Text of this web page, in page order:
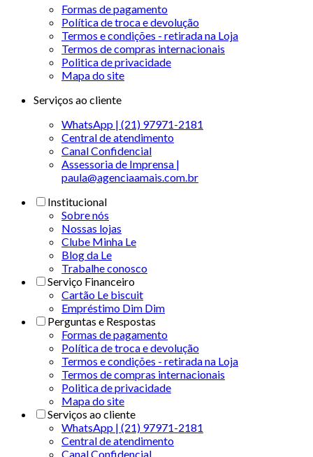
Formas de pagamento
Política de troca e devolução
Termos e condições - retirada na Loja
Termos de compras internacionais
Politica de privacidade
Mapa do site
Serviços ao cliente
WhatsApp | (21) 97971-2181
Central de atendimento
Canal Confidencial
Assessoria de Imprensa |
paula@agenciaamais.com.br
Institucional
Sobre nós
Nossas lojas
Clube Minha Le
Blog da Le
Trabalhe conosco
Serviço Financeiro
Cartão Le biscuit
Empréstimo Dim Dim
Perguntas e Respostas
Formas de pagamento
Política de troca e devolução
Termos e condições - retirada na Loja
Termos de compras internacionais
Politica de privacidade
Mapa do site
Serviços ao cliente
WhatsApp | (21) 97971-2181
Central de atendimento
Canal Confidencial